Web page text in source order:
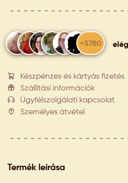
+5780
Készpénzes és kártyás fizetés
Szállítási információk
Ügyfélszolgálati kapcsolat
Személyes átvétel
Termék leírása